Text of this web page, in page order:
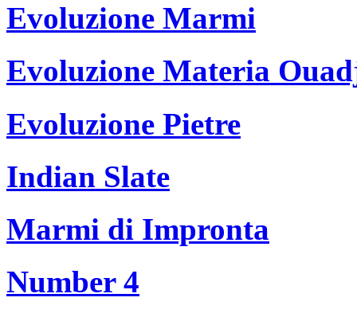
Evoluzione Marmi
Evoluzione Materia
Evoluzione Pietre
Indian Slate
Marmi di Impronta
Number 4